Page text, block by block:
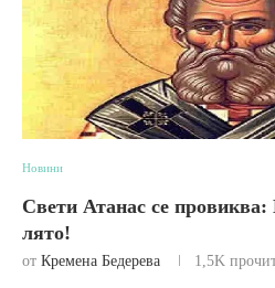
Новини
Свети Атанас се
лято!
от Кремена Бедерева 1,5K